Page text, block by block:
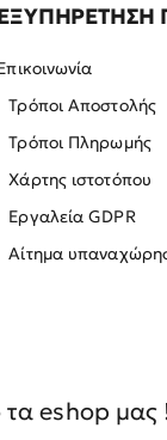
Τρόποι Αποστολής
Τρόποι Πληρωμής
Χάρτης ιστοτόπου
Εργαλεία GDPR
Αίτημα
eshop μας